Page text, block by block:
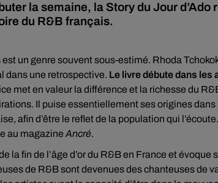
la semaine, la Story du Jour
du R&B français.
un genre souvent sous-estimé. Rhoda
dans une retrospective. Le livre débute dans les
met en valeur la différence et la richesse du
Il puise essentiellement ses origines
afin d’être le reflet de la population qui
au magazine Ancré.
la fin de l’âge d’or du R&B en France et
de R&B sont devenues des chanteuses de